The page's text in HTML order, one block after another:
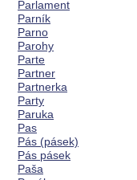
Parlament
Parník
Parno
Parohy
Parte
Partner
Partnerka
Party
Paruka
Pas
Pás (pásek)
Pás pásek
Paša